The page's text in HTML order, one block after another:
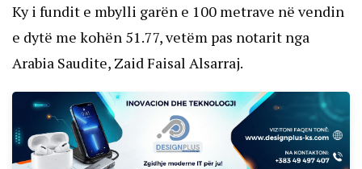
Ky i fundit e mbylli garën e 100 metrave në vendin
e dytë me kohën 51.77, vetëm pas notarit nga
Arabia Saudite, Zaid Faisal Alsarraj.